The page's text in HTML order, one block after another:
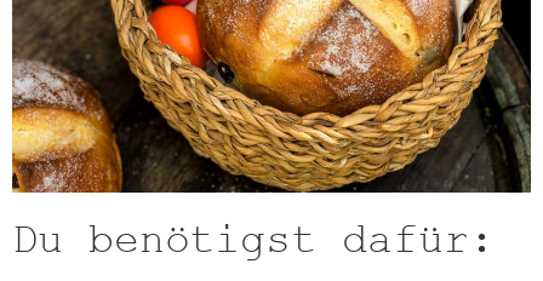
Du benötigst dafür: